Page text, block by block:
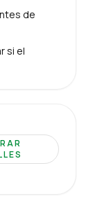
de
si el